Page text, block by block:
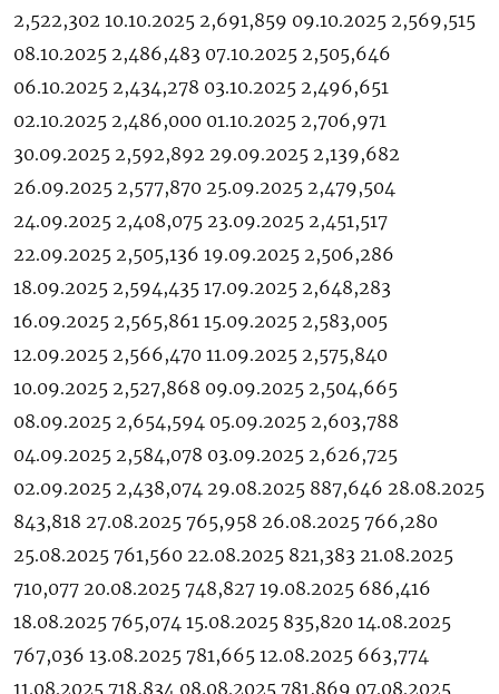
2,522,302 10.10.2025 2,691,859 09.10.2025 2,569,515
08.10.2025 2,486,483 07.10.2025 2,505,646
06.10.2025 2,434,278 03.10.2025 2,496,651
02.10.2025 2,486,000 01.10.2025 2,706,971
30.09.2025 2,592,892 29.09.2025 2,139,682
26.09.2025 2,577,870 25.09.2025 2,479,504
24.09.2025 2,408,075 23.09.2025 2,451,517
22.09.2025 2,505,136 19.09.2025 2,506,286
18.09.2025 2,594,435 17.09.2025 2,648,283
16.09.2025 2,565,861 15.09.2025 2,583,005
12.09.2025 2,566,470 11.09.2025 2,575,840
10.09.2025 2,527,868 09.09.2025 2,504,665
08.09.2025 2,654,594 05.09.2025 2,603,788
04.09.2025 2,584,078 03.09.2025 2,626,725
02.09.2025 2,438,074 29.08.2025 887,646 28.08.2025
843,818 27.08.2025 765,958 26.08.2025 766,280
25.08.2025 761,560 22.08.2025 821,383 21.08.2025
710,077 20.08.2025 748,827 19.08.2025 686,416
18.08.2025 765,074 15.08.2025 835,820 14.08.2025
767,036 13.08.2025 781,665 12.08.2025 663,774
11.08.2025 718,834 08.08.2025 781,869 07.08.2025